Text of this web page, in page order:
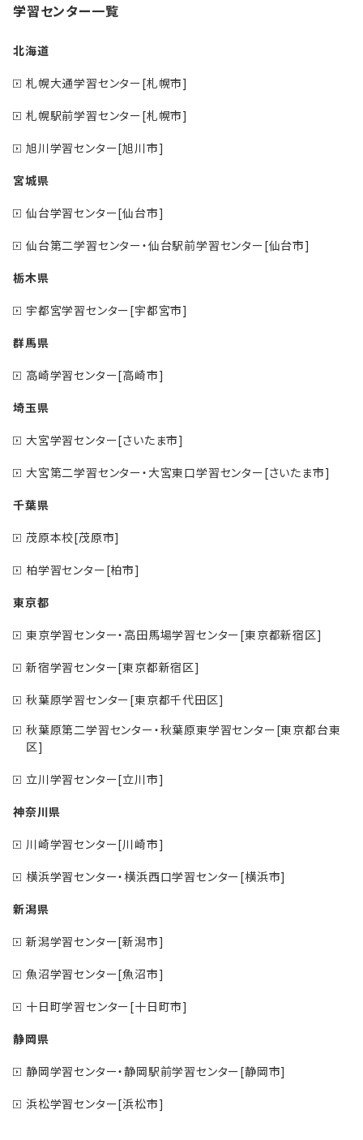
学習センター一覧
北海道
札幌大通学習センター[札幌市]
札幌駅前学習センター[札幌市]
旭川学習センター[旭川市]
宮城県
仙台学習センター[仙台市]
仙台第二学習センター・仙台駅前学習センター[仙台市]
栃木県
宇都宮学習センター[宇都宮市]
群馬県
高崎学習センター[高崎市]
埼玉県
大宮学習センター[さいたま市]
大宮第二学習センター・大宮東口学習センター[さいたま市]
千葉県
茂原本校[茂原市]
柏学習センター[柏市]
東京都
東京学習センター・高田馬場学習センター[東京都新宿区]
新宿学習センター[東京都新宿区]
秋葉原学習センター[東京都千代田区]
秋葉原第二学習センター・秋葉原東学習センター[東京都台東
区]
立川学習センター[立川市]
神奈川県
川崎学習センター[川崎市]
横浜学習センター・横浜西口学習センター[横浜市]
新潟県
新潟学習センター[新潟市]
魚沼学習センター[魚沼市]
十日町学習センター[十日町市]
静岡県
静岡学習センター・静岡駅前学習センター[静岡市]
浜松学習センター[浜松市]